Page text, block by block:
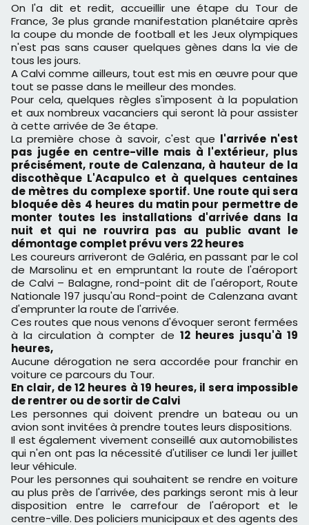
On l'a dit et redit, accueillir une étape du Tour de
France, 3e plus grande manifestation planétaire après
la coupe du monde de football et les Jeux olympiques
n'est pas sans causer quelques gènes dans la vie de
tous les jours.
A Calvi comme ailleurs, tout est mis en œuvre pour que
tout se passe dans le meilleur des mondes.
Pour cela, quelques règles s'imposent à la population
et aux nombreux vacanciers qui seront là pour assister
à cette arrivée de 3e étape.
La première chose à savoir, c'est que l'arrivée n'est
pas jugée en centre-ville mais à l'extérieur, plus
précisément, route de Calenzana, à hauteur de la
discothèque L'Acapulco et à quelques centaines
de mètres du complexe sportif. Une route qui sera
bloquée dès 4 heures du matin pour permettre de
monter toutes les installations d'arrivée dans la
nuit et qui ne rouvrira pas au public avant le
démontage complet prévu vers 22 heures
Les coureurs arriveront de Galéria, en passant par le col
de Marsolinu et en empruntant la route de l'aéroport
de Calvi – Balagne, rond-point dit de l'aéroport, Route
Nationale 197 jusqu'au Rond-point de Calenzana avant
d'emprunter la route de l'arrivée.
Ces routes que nous venons d'évoquer seront fermées
à la circulation à compter de 12 heures jusqu'à 19
heures,
Aucune dérogation ne sera accordée pour franchir en
voiture ce parcours du Tour.
En clair, de 12 heures à 19 heures, il sera impossible
de rentrer ou de sortir de Calvi
Les personnes qui doivent prendre un bateau ou un
avion sont invitées à prendre toutes leurs dispositions.
Il est également vivement conseillé aux automobilistes
qui n'en ont pas la nécessité d'utiliser ce lundi 1er juillet
leur véhicule.
Pour les personnes qui souhaitent se rendre en voiture
au plus près de l'arrivée, des parkings seront mis à leur
disposition entre le carrefour de l'aéroport et le
centre-ville. Des policiers municipaux et des agents des